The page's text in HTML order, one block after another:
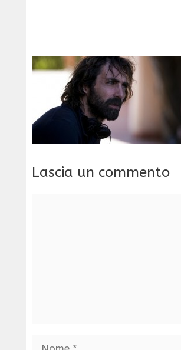
Lascia un commento